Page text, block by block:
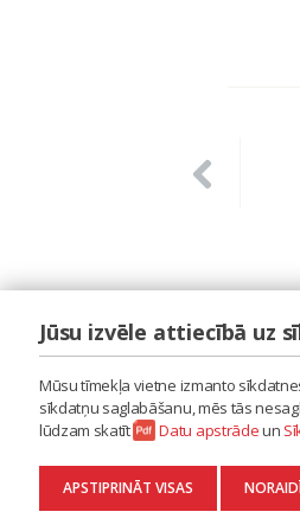
LAIPA
ES
DATU
Jūsu izvēle attiecībā uz
Mūsu tīmekļa vietne izmanto
sīkdatņu saglabāšanu, mēs tās
lūdzam skatīt
Datu apstrādeun
APSTIPRINĀT VISAS